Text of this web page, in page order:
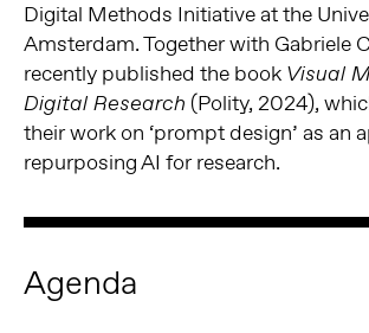
Digital Methods Initiative at the
Amsterdam. Together with Gabriele
recently published the book Visual
Digital Research (Polity, 2024),
their work on ‘prompt design’ as an
repurposing AI for research.
Agenda